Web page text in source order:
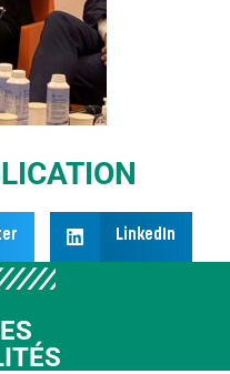
LinkedIn